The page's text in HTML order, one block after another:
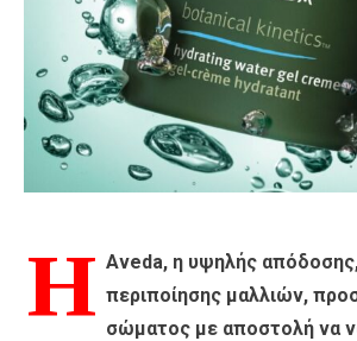
Η Aveda, η υψηλής
περιποίησης μαλλιών,
σώματος με αποστολή να